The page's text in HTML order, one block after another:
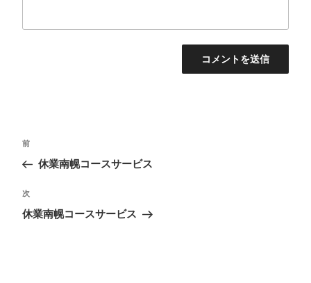
投
ビ
ゲ
過
去
投
稿
前
休業南幌コースサービス
次
の
次
休業南幌コースサービス